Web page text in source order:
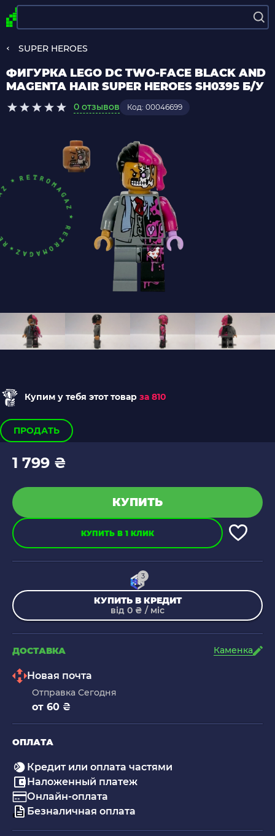
SUPER HEROES
ФИГУРКА LEGO DC TWO-FACE BLACK AND
MAGENTA HAIR SUPER HEROES SH0395 Б/У
0 отзывов Код: 00046699
Купим у тебя этот товар за 810
ПРОДАТЬ
1 799 ₴
КУПИТЬ
КУПИТЬ В 1 КЛИК
КУПИТЬ В КРЕДИТ
від 0 ₴ / міс
3
ДОСТАВКА Каменка
Новая почта
Отправка Сегодня
от 60 ₴
ОПЛАТА
Кредит или оплата частями
Наложенный платеж
Онлайн-оплата
Безналичная оплата